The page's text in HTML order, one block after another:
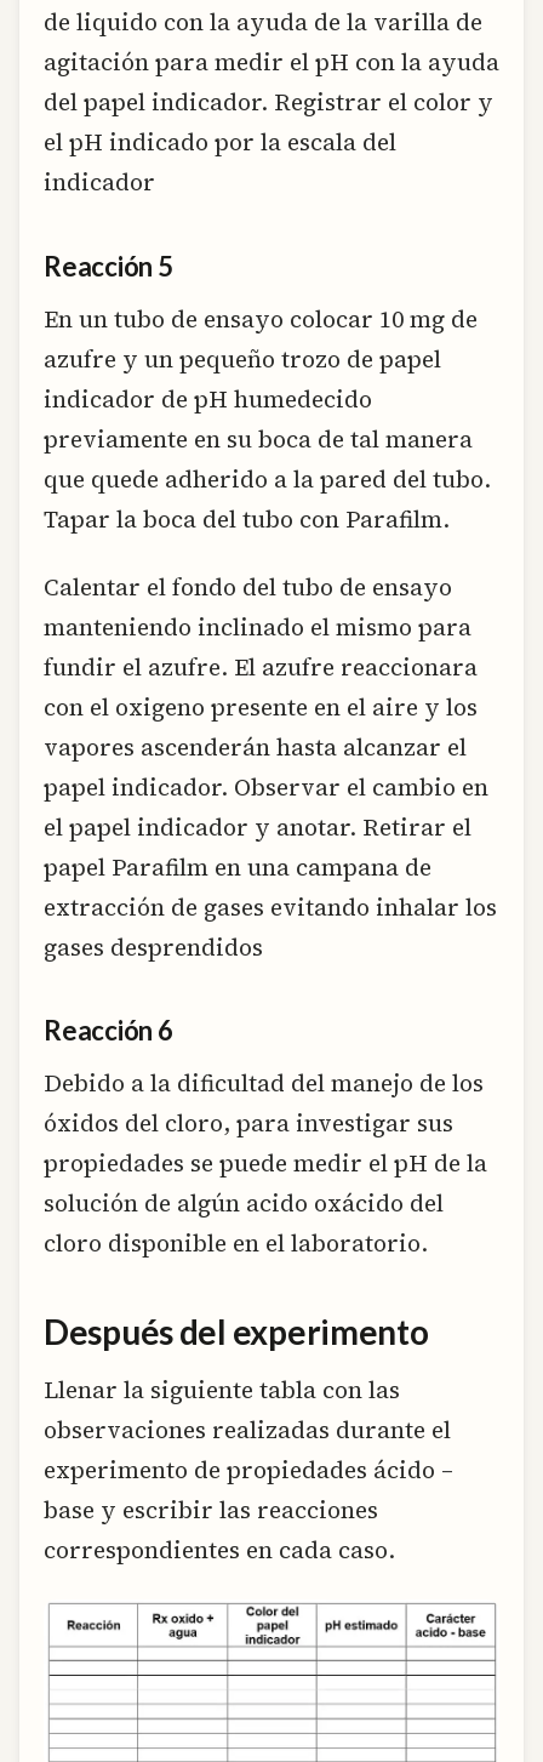
de liquido con la ayuda de la varilla de
agitación para medir el pH con la ayuda
del papel indicador. Registrar el color y
el pH indicado por la escala del
indicador
Reacción 5
En un tubo de ensayo colocar 10 mg de
azufre y un pequeño trozo de papel
indicador de pH humedecido
previamente en su boca de tal manera
que quede adherido a la pared del tubo.
Tapar la boca del tubo con Parafilm.
Calentar el fondo del tubo de ensayo
manteniendo inclinado el mismo para
fundir el azufre. El azufre reaccionara
con el oxigeno presente en el aire y los
vapores ascenderán hasta alcanzar el
papel indicador. Observar el cambio en
el papel indicador y anotar. Retirar el
papel Parafilm en una campana de
extracción de gases evitando inhalar los
gases desprendidos
Reacción 6
Debido a la dificultad del manejo de los
óxidos del cloro, para investigar sus
propiedades se puede medir el pH de la
solución de algún acido oxácido del
cloro disponible en el laboratorio.
Después del experimento
Llenar la siguiente tabla con las
observaciones realizadas durante el
experimento de propiedades ácido –
base y escribir las reacciones
correspondientes en cada caso.